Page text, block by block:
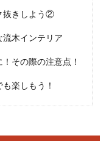
をリビングに！大き
賃貸住宅を選ぶときに重
一つに「リビングの窓」が
抜きしよう②
木インテリア
その際の注意点！
楽しもう！